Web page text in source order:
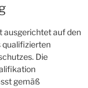
ausgerichtet auf den
qualifizierten
Die
gemäß